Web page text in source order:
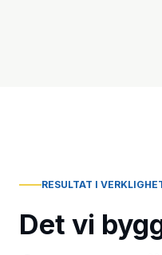
RESULTAT I
Det vi